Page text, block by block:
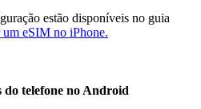
estão disponíveis no guia
eSIM no iPhone.
do telefone no Android